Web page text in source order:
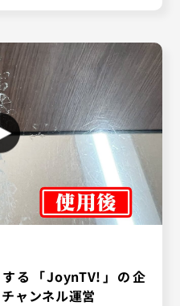
る「JoynTV!」の企
ャンネル運営